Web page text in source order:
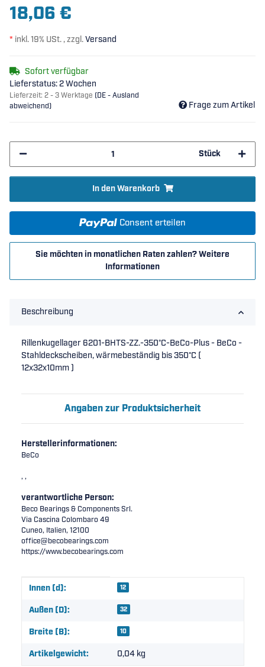
18,06 €
* inkl. 19% USt. , zzgl.Versand
Sofort verfügbar
Lieferstatus: 2 Wochen
Lieferzeit: 2 - 3 Werktage (DE - Ausland
abweichend)
Frage zum Artikel
Stück
In den Warenkorb
Consent erteilen
Sie möchten in monatlichen Raten zahlen?Weitere
Informationen
Beschreibung
Rillenkugellager 6201-BHTS-ZZ.-350°C-BeCo-Plus - BeCo -
Stahldeckscheiben, wärmebeständig bis 350°C (
12x32x10mm )
Angaben zur Produktsicherheit
Herstellerinformationen:
BeCo
, ,
verantwortliche Person:
Beco Bearings & Components Srl.
Via Cascina Colombaro 49
Cuneo, Italien, 12100
office@becobearings.com
https://www.becobearings.com
Produkteigenschaft
Wert
Innen (d): 12
Außen (D): 32
Breite (B): 10
Artikelgewicht: 0,04 kg